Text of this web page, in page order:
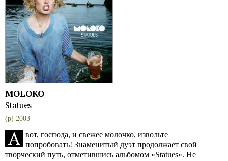
MOLOKO
Statues
(p) 2003
А
вот, господа, и свежее молочко, извольте
попробовать! Знаменитый дуэт продолжает свой
творческий путь, отметившись альбомом «Statues». Не